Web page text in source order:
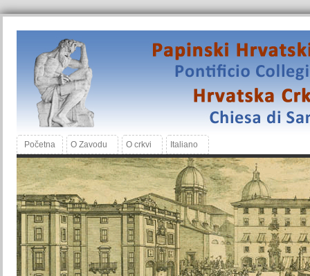
Početna O Zavodu O crkvi Italiano